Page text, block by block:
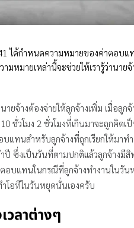
ด้กำหนดความหมายของค่าตอบแท
หมายเหล่านี้จะช่วยให้เรารู้ว่านาย
ยจ้างต้องจ่ายให้ลูกจ้างเพิ่ม เมื่อลูก
ชั่วโมง 2 ชั่วโมงที่เกินมาจะถูกคิดเป็
บแทนสำหรับลูกจ้างที่ถูกเรียกให้มา
ซึ่งเป็นวันที่ตามปกติแล้วลูกจ้างมี
ตอบแทนในกรณีที่ลูกจ้างทำงานในวัน
โอทีในวันหยุดนั่นเองครับ
วลาต่างๆ